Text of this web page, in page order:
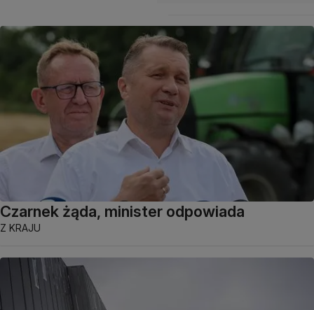
Czarnek żąda, minister odpowiada
Z KRAJU